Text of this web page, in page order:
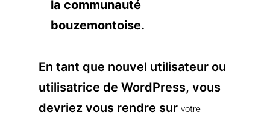
la communauté
bouzemontoise.
En tant que nouvel utilisateur ou
utilisatrice de WordPress, vous
devriez vous rendre sur votre